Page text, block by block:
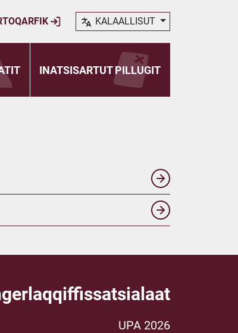
KALAALLISUT
INATSISARTUT PILLUGIT
UPA 2026